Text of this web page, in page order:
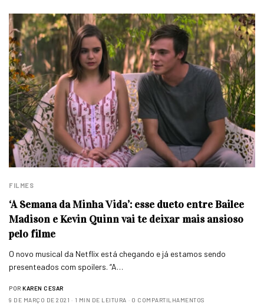
FILMES
‘A Semana da Minha Vida’: esse dueto entre Bailee
Madison e Kevin Quinn vai te deixar mais ansioso
pelo filme
O novo musical da Netflix está chegando e já estamos sendo
presenteados com spoilers. “A…
POR KAREN CESAR
9 DE MARÇO DE 2021
1 MIN DE LEITURA 0 COMPARTILHAMENTOS